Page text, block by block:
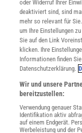
SciLogs
Uns finden Sie
oder Widerruf Ihrer
deaktiviert sind, sind
mehr so relevant für
um Ihre Einstellungen
Sie auf den Link
klicken. Ihre
Informationen finden
Datenschutzerklärung.
Wir und unsere
bereitzustellen:
Verwendung genauer
Identifikation aktiv
auf einem Endgerät.
Werbeleistung und der